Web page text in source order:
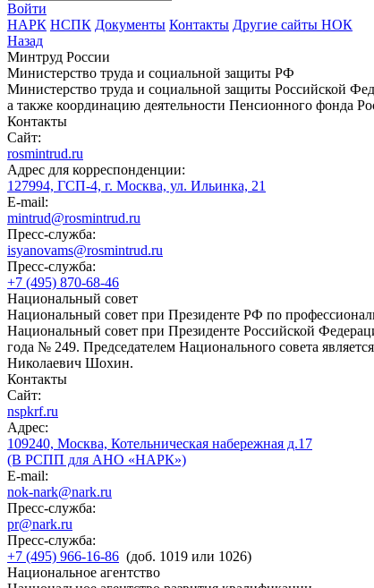
Войти
НАРК НСПК Документы Контакты Другие сайты НОК
Назад
Минтруд России
Министерство труда и социальной защиты РФ
Министерство труда и социальной защиты Российской
а также координацию деятельности Пенсионного фонда
Контакты
Сайт:
rosmintrud.ru
Адрес для корреспонденции:
127994, ГСП-4, г. Москва, ул. Ильинка, 21
E-mail:
mintrud@rosmintrud.ru
Пресс-служба:
isyanovams@rosmintrud.ru
Пресс-служба:
+7 (495) 870-68-46
Национальный совет
Национальный совет при Президенте РФ по
Национальный совет при Президенте Российской
года № 249. Председателем Национального совета
Николаевич Шохин.
Контакты
Сайт:
nspkrf.ru
Адрес:
109240, Москва, Котельническая набережная д.17
(В РСПП для АНО «НАРК»)
E-mail:
nok-nark@nark.ru
Пресс-служба:
pr@nark.ru
Пресс-служба:
+7 (495) 966-16-86 (доб. 1019 или 1026)
Национальное агентство